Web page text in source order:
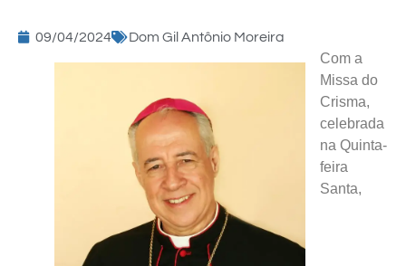
09/04/2024 Dom Gil Antônio Moreira
Com a
Missa do
Crisma,
celebrada
na Quinta-
feira
Santa,